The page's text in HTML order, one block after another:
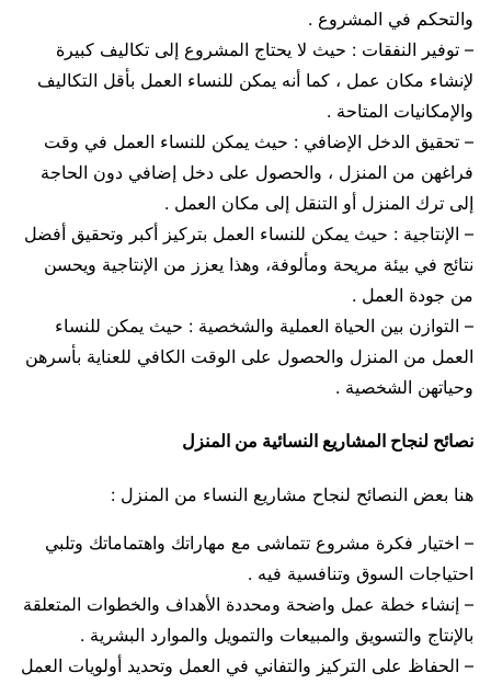
والتحكم في المشروع .
– توفير النفقات : حيث لا يحتاج المشروع إلى تكاليف كبيرة
لإنشاء مكان عمل ، كما أنه يمكن للنساء العمل بأقل التكاليف
والإمكانيات المتاحة .
– تحقيق الدخل الإضافي : حيث يمكن للنساء العمل في وقت
فراغهن من المنزل ، والحصول على دخل إضافي دون الحاجة
إلى ترك المنزل أو التنقل إلى مكان العمل .
– الإنتاجية : حيث يمكن للنساء العمل بتركيز أكبر وتحقيق أفضل
نتائج في بيئة مريحة ومألوفة، وهذا يعزز من الإنتاجية ويحسن
من جودة العمل .
– التوازن بين الحياة العملية والشخصية : حيث يمكن للنساء
العمل من المنزل والحصول على الوقت الكافي للعناية بأسرهن
وحياتهن الشخصية .
نصائح لنجاح المشاريع النسائية من المنزل
هنا بعض النصائح لنجاح مشاريع النساء من المنزل :
– اختيار فكرة مشروع تتماشى مع مهاراتك واهتماماتك وتلبي
احتياجات السوق وتنافسية فيه .
– إنشاء خطة عمل واضحة ومحددة الأهداف والخطوات المتعلقة
بالإنتاج والتسويق والمبيعات والتمويل والموارد البشرية .
– الحفاظ على التركيز والتفاني في العمل وتحديد أولويات العمل